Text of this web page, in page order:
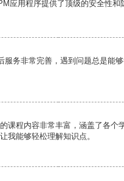
应用程序提供了顶级的安全性和
服务非常完善，遇到问题总是能
课程内容非常丰富，涵盖了各个
我能够轻松理解知识点。